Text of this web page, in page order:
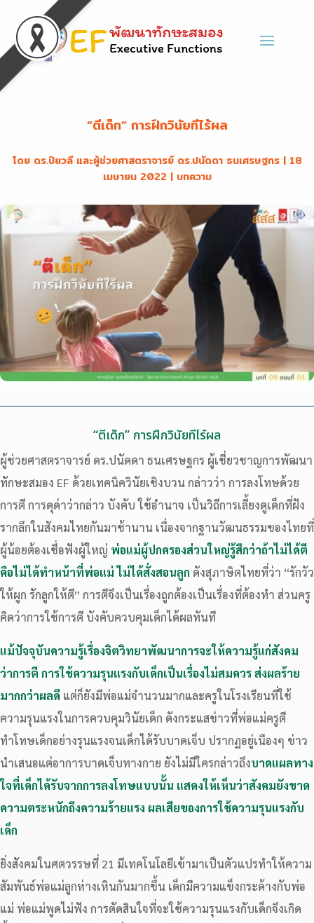
“ตีเด็ก” การฝึกวินัยที่ไร้ผล
โดย ดร.ปิยวลี และผู้ช่วยศาสตราจารย์ ดร.ปนัดดา ธนเศรษฐกร| 18
เมษายน 2022 | บทความ
“ตีเด็ก” การฝึกวินัยที่ไร้ผล
ผู้ช่วยศาสตราจารย์ ดร.ปนัดดา ธนเศรษฐกร ผู้เชี่ยวชาญการพัฒนา
ทักษะสมอง EF ด้วยเทคนิควินัยเชิงบวน กล่าวว่า การลงโทษด้วย
การตี การดุด่าว่ากล่าว บังคับ ใช้อำนาจ เป็นวิถีการเลี้ยงดูเด็กที่ฝัง
รากลึกในสังคมไทยกันมาช้านาน เนื่องจากฐานวัฒนธรรมของไทยที่
ผู้น้อยต้องเชื่อฟังผู้ใหญ่ พ่อแม่ผู้ปกครองส่วนใหญ่รู้สึกว่าถ้าไม่ได้ตี
คือไม่ได้ทำหน้าที่พ่อแม่ ไม่ได้สั่งสอนลูก ดังสุภาษิตไทยที่ว่า “รักวัว
ให้ผูก รักลูกให้ตี” การตีจึงเป็นเรื่องถูกต้องเป็นเรื่องที่ต้องทำ ส่วนครู
คิดว่าการใช้การตี บังคับควบคุมเด็กได้ผลทันที
แม้ปัจจุบันความรู้เรื่องจิตวิทยาพัฒนาการจะให้ความรู้แก่สังคม
ว่าการตี การใช้ความรุนแรงกับเด็กเป็นเรื่องไม่สมควร ส่งผลร้าย
มากกว่าผลดี แต่ก็ยังมีพ่อแม่จำนวนมากและครูในโรงเรียนที่ใช้
ความรุนแรงในการควบคุมวินัยเด็ก ดังกระแสข่าวที่พ่อแม่ครูตี
ทำโทษเด็กอย่างรุนแรงจนเด็กได้รับบาดเจ็บ ปรากฏอยู่เนืองๆ ข่าว
นำเสนอแต่อาการบาดเจ็บทางกาย ยังไม่มีใครกล่าวถึงบาดแผลทาง
ใจที่เด็กได้รับจากการลงโทษแบบนั้น แสดงให้เห็นว่าสังคมยังขาด
ความตระหนักถึงความร้ายแรง ผลเสียของการใช้ความรุนแรงกับ
เด็ก
ยิ่งสังคมในศตวรรษที่ 21 มีเทคโนโลยีเข้ามาเป็นตัวแปรทำให้ความ
สัมพันธ์พ่อแม่ลูกห่างเหินกันมากขึ้น เด็กมีความแข็งกระด้างกับพ่อ
แม่ พ่อแม่พูดไม่ฟัง การตัดสินใจที่จะใช้ความรุนแรงกับเด็กจึงเกิด